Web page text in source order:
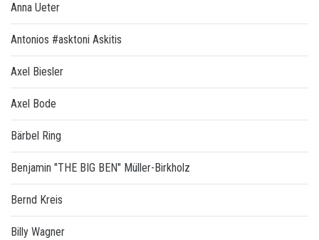
Anna Ueter
Antonios #asktoni Askitis
Axel Biesler
Axel Bode
Bärbel Ring
Benjamin "THE BIG BEN" Müller-Birkholz
Bernd Kreis
Billy Wagner